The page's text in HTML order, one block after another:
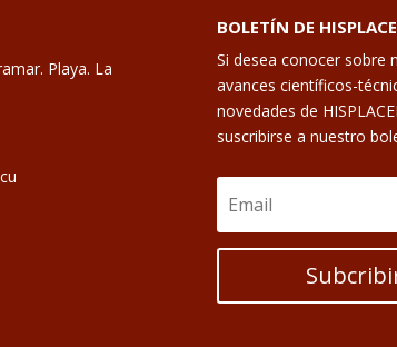
Playa. La
BOLETÍN DE
Si desea conocer sobre
avances científicos-
novedades de
suscribirse a nuestro